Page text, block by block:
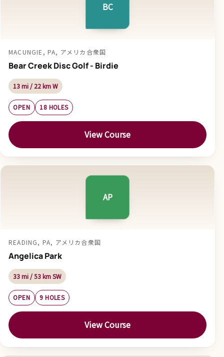
BC
MACUNGIE, PA, アメリカ合衆国
Bear Creek Disc Golf - Birdie
13 mi / 22 km W
OPEN 18 HOLES
View Course
AP
READING, PA, アメリカ合衆国
Angelica Park
33 mi / 53 km SW
OPEN 9 HOLES
View Course